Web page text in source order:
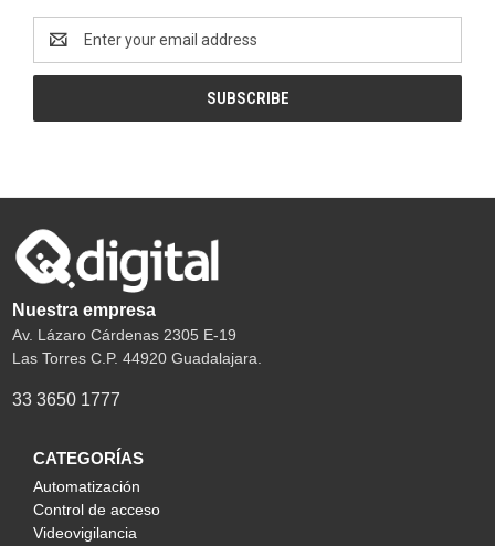
Address
Nuestra empresa
Av. Lázaro Cárdenas 2305 E-19
Las Torres C.P. 44920 Guadalajara.
33 3650 1777
CATEGORÍAS
Automatización
Control de acceso
Videovigilancia